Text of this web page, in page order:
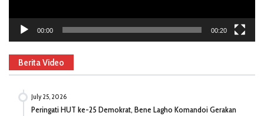
00:00 00:20
Berita Video
July 25, 2026
Peringati HUT ke-25 Demokrat, Bene Lagho Komandoi Gerakan